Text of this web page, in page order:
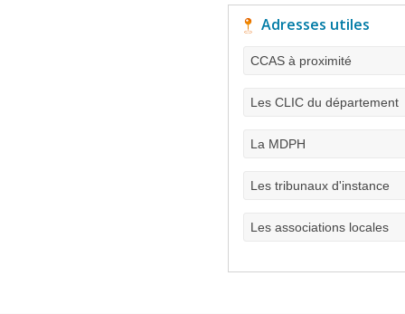
Adresses utiles
CCAS à proximité
Les CLIC du département
La MDPH
Les tribunaux d'instance
Les associations locales